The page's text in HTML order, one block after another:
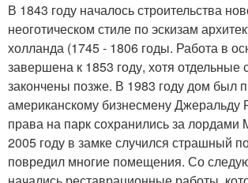
В 1843 году началось строительства
неоготическом стиле по эскизам
холланда (1745 - 1806 годы. Работа в
завершена к 1853 году, хотя отдельные
закончены позже. В 1983 году дом был
американскому бизнесмену Джеральду
права на парк сохранились за лордами
2005 году в замке случился страшный
повредил многие помещения. Со